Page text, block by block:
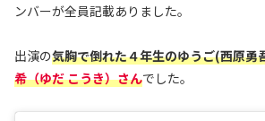
ンバーが全員記載ありました。
出演の気胸で倒れた４年生のゆうご(西原勇
希（ゆだ こうき）さんでした。